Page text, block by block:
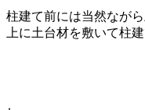
柱建て前には当然なが
上に土台材を敷いて柱